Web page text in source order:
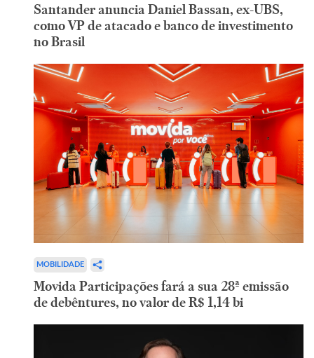
Santander anuncia Daniel Bassan, ex-UBS,
como VP de atacado e banco de investimento
no Brasil
MOBILIDADE
Movida Participações fará a sua 28ª emissão
de debêntures, no valor de R$ 1,14 bi